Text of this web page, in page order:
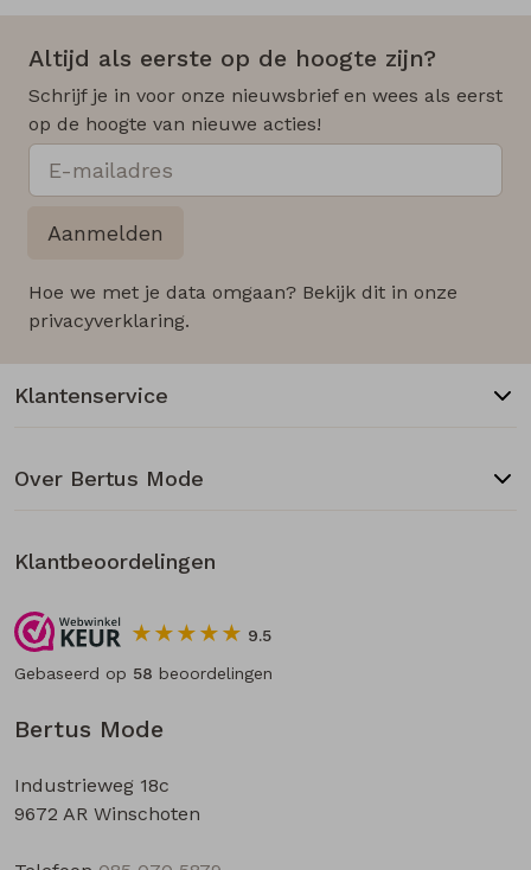
Altijd als eerste op de hoogte zijn?
Schrijf je in voor onze nieuwsbrief en wees als eerst
op de hoogte van nieuwe acties!
Aanmelden
Hoe we met je data omgaan? Bekijk dit in onze
privacyverklaring.
Bertus Mode
Industrieweg 18c
9672 AR Winschoten
Klantenservice
Over Bertus Mode
Klantbeoordelingen
9.5
Gebaseerd op 58 beoordelingen